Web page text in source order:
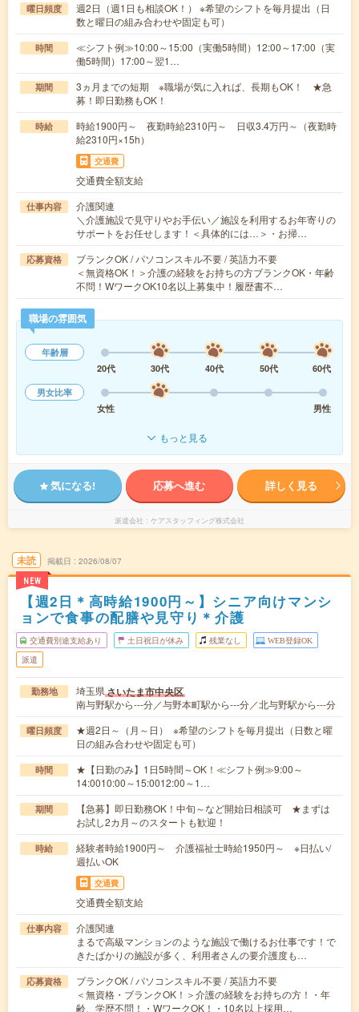
曜日頻度
週2日（週1日も相談OK！） ※希望のシフトを毎月提出（日
数と曜日の組み合わせや固定も可）
時間
≪シフト例≫10:00～15:00（実働5時間）12:00～17:00（実
働5時間）17:00～翌1…
期間
3ヵ月までの短期 ※職場が気に入れば、長期もOK！ ★急
募！即日勤務もOK！
時給
時給1900円～ 夜勤時給2310円～ 日収3.4万円～（夜勤時
給2310円×15h）
交通費
交通費全額支給
仕事内容
介護関連
＼介護施設で見守りやお手伝い／施設を利用するお年寄りの
サポートをお任せします！＜具体的には…＞・お掃…
応募資格
ブランクOK / パソコンスキル不要 / 英語力不要
＜無資格OK！＞介護の経験をお持ちの方ブランクOK・年齢
不問！WワークOK10名以上募集中！履歴書不…
職場の雰囲気
年齢層
20代
30代 40代 50代
60代
男女比率
女性
男性
もっと見る
気になる! 応募へ進む 詳しく見る
派遣会社 ケアスタッフィング株式会社
未読
NEW
掲載日 2026/08/07
【週2日＊高時給1900円～】シニア向けマンシ
ョンで食事の配膳や見守り＊介護
交通費別途支給あり 土日祝日が休み 残業なし WEB登録OK
派遣
勤務地 埼玉県さいたま市中央区
南与野駅から---分／与野本町駅から---分／北与野駅から---分
曜日頻度
★週2日～（月～日） ※希望のシフトを毎月提出（日数と曜
日の組み合わせや固定も可）
時間
★【日勤のみ】1日5時間～OK！≪シフト例≫9:00～
14:0010:00～15:0012:00～1…
期間
【急募】即日勤務OK！中旬～など開始日相談可 ★まずは
お試し2カ月～のスタートも歓迎！
時給
経験者時給1900円～ 介護福祉士時給1950円～ ※日払い/
週払いOK
交通費
交通費全額支給
仕事内容
介護関連
まるで高級マンションのような施設で働けるお仕事です！で
きたばかりの施設が多く、利用者さんの要介護度も…
応募資格
ブランクOK / パソコンスキル不要 / 英語力不要
＜無資格・ブランクOK！＞介護の経験をお持ちの方！・年
齢、学歴不問！・WワークOK！・10名以上採用…